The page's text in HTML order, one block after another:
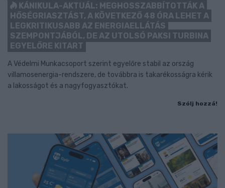
KÁNIKULA-AKTUÁL: MEGHOSSZABBÍTOTTÁK A
HŐSÉGRIASZTÁST, A KÖVETKEZŐ 48 ÓRA LEHET A
LEGKRITIKUSABB AZ ENERGIAELLÁTÁS
SZEMPONTJÁBÓL, DE AZ UTOLSÓ PAKSI TURBINA
EGYELŐRE KITART
A Védelmi Munkacsoport szerint egyelőre stabil az ország
villamosenergia-rendszere, de továbbra is takarékosságra kérik
a lakosságot és a nagyfogyasztókat.
Szólj hozzá!